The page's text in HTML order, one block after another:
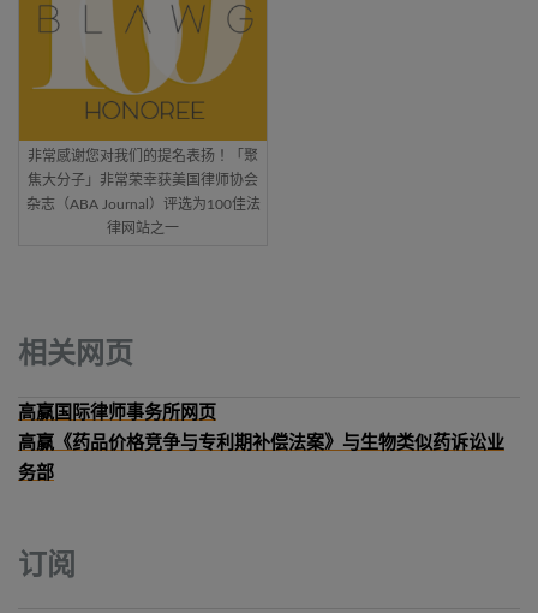
非常感谢您对我们的提名表扬！「聚
焦大分子」非常荣幸获美国律师协会
杂志（ABA Journal）评选为100佳法
律网站之一
相关网页
高赢国际律师事务所网页
高赢《药品价格竞争与专利期补偿法案》与生物类似药诉讼业
务部
订阅